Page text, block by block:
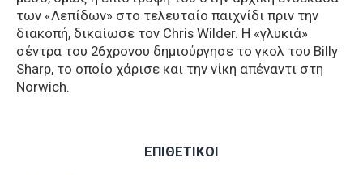
των «Λεπίδων» στο τελευταίο παιχνίδι πριν την
διακοπή, δικαίωσε τον Chris Wilder. Η «γλυκιά»
σέντρα του 26χρονου δημιούργησε το γκολ του Billy
Sharp, το οποίο χάρισε και την νίκη απέναντι στη
Norwich.
ΕΠΙΘΕΤΙΚΟΙ